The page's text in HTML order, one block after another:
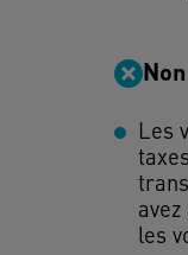
Les
les